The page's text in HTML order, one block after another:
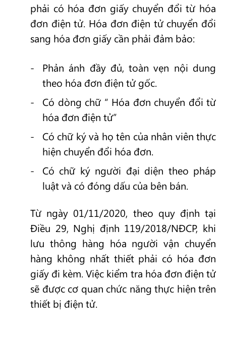
phải có hóa đơn giấy chuyển đổi từ hóa
đơn điện tử. Hóa đơn điện tử chuyển đổi
sang hóa đơn giấy cần phải đảm bảo:
Phản ánh đầy đủ, toàn vẹn nội dung
theo hóa đơn điện tử gốc.
Có dòng chữ “ Hóa đơn chuyển đổi từ
hóa đơn điện tử”
Có chữ ký và họ tên của nhân viên thực
hiện chuyển đổi hóa đơn.
Có chữ ký người đại diện theo pháp
luật và có đóng dấu của bên bán.
Từ ngày 01/11/2020, theo quy định tại
Điều 29, Nghị định 119/2018/NĐCP, khi
lưu thông hàng hóa người vận chuyển
hàng không nhất thiết phải có hóa đơn
giấy đi kèm. Việc kiểm tra hóa đơn điện tử
sẽ được cơ quan chức năng thực hiện trên
thiết bị điện tử.